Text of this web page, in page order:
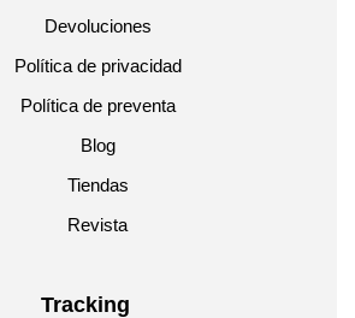
Devoluciones
Política de privacidad
Política de preventa
Blog
Tiendas
Revista
Tracking